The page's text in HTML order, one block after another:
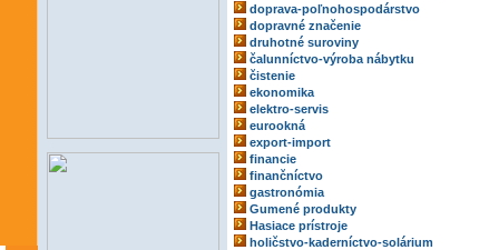
doprava-poľnohospodárstvo
dopravné značenie
druhotné suroviny
čalunníctvo-výroba nábytku
čistenie
ekonomika
elektro-servis
eurookná
export-import
financie
finančníctvo
gastronómia
Gumené produkty
Hasiace prístroje
holičstvo-kaderníctvo-solárium